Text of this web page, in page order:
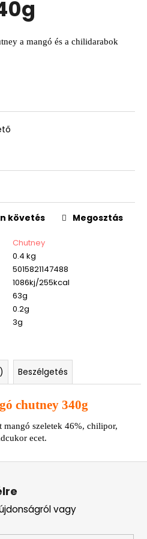
a mangó és a chilidarabok
Chutney
0.4 kg
5015821147488
1086kj/255kcal
63g
0.2g
3g
követés Megosztás
Beszélgetés
chutney 340g
mangó szeletek 46%, chilipor,
ecet.
vagy